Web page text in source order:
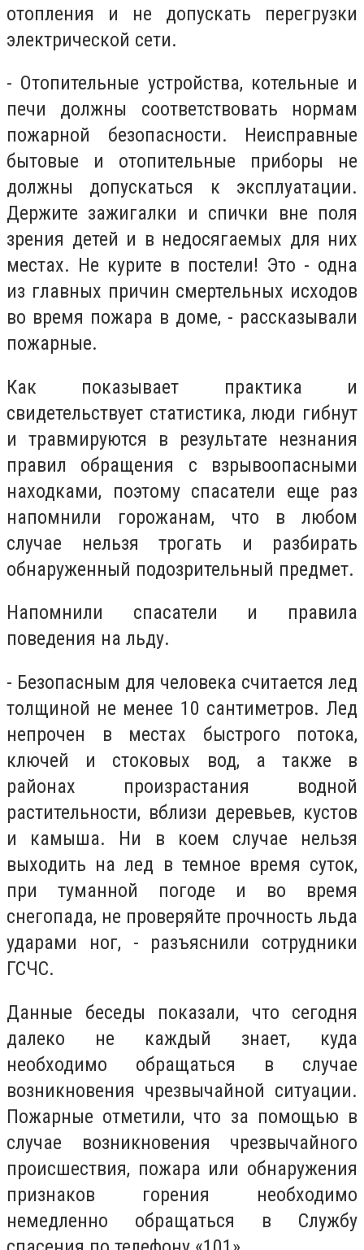
отопления и не допускать перегрузки
электрической сети.
- Отопительные устройства, котельные и
печи должны соответствовать нормам
пожарной безопасности. Неисправные
бытовые и отопительные приборы не
должны допускаться к эксплуатации.
Держите зажигалки и спички вне поля
зрения детей и в недосягаемых для них
местах. Не курите в постели! Это - одна
из главных причин смертельных исходов
во время пожара в доме, - рассказывали
пожарные.
Как показывает практика и
свидетельствует статистика, люди гибнут
и травмируются в результате незнания
правил обращения с взрывоопасными
находками, поэтому спасатели еще раз
напомнили горожанам, что в любом
случае нельзя трогать и разбирать
обнаруженный подозрительный предмет.
Напомнили спасатели и правила
поведения на льду.
- Безопасным для человека считается лед
толщиной не менее 10 сантиметров. Лед
непрочен в местах быстрого потока,
ключей и стоковых вод, а также в
районах произрастания водной
растительности, вблизи деревьев, кустов
и камыша. Ни в коем случае нельзя
выходить на лед в темное время суток,
при туманной погоде и во время
снегопада, не проверяйте прочность льда
ударами ног, - разъяснили сотрудники
ГСЧС.
Данные беседы показали, что сегодня
далеко не каждый знает, куда
необходимо обращаться в случае
возникновения чрезвычайной ситуации.
Пожарные отметили, что за помощью в
случае возникновения чрезвычайного
происшествия, пожара или обнаружения
признаков горения необходимо
немедленно обращаться в Службу